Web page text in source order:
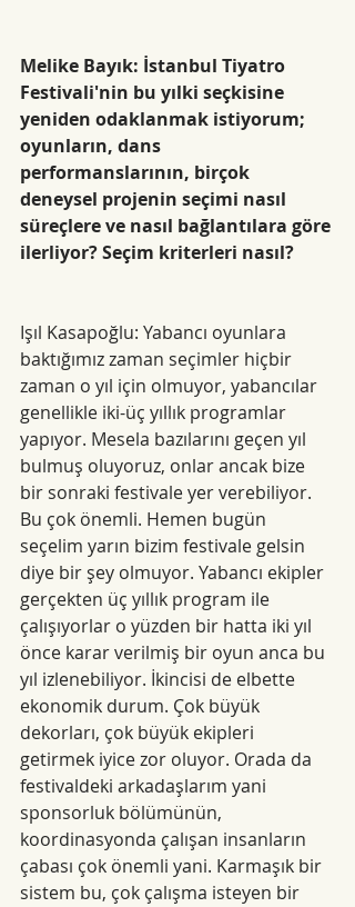
Melike Bayık: İstanbul Tiyatro
Festivali'nin bu yılki seçkisine
yeniden odaklanmak istiyorum;
oyunların, dans
performanslarının, birçok
deneysel projenin seçimi nasıl
süreçlere ve nasıl bağlantılara göre
ilerliyor? Seçim kriterleri nasıl?
Işıl Kasapoğlu: Yabancı oyunlara
baktığımız zaman seçimler hiçbir
zaman o yıl için olmuyor, yabancılar
genellikle iki-üç yıllık programlar
yapıyor. Mesela bazılarını geçen yıl
bulmuş oluyoruz, onlar ancak bize
bir sonraki festivale yer verebiliyor.
Bu çok önemli. Hemen bugün
seçelim yarın bizim festivale gelsin
diye bir şey olmuyor. Yabancı ekipler
gerçekten üç yıllık program ile
çalışıyorlar o yüzden bir hatta iki yıl
önce karar verilmiş bir oyun anca bu
yıl izlenebiliyor. İkincisi de elbette
ekonomik durum. Çok büyük
dekorları, çok büyük ekipleri
getirmek iyice zor oluyor. Orada da
festivaldeki arkadaşlarım yani
sponsorluk bölümünün,
koordinasyonda çalışan insanların
çabası çok önemli yani. Karmaşık bir
sistem bu, çok çalışma isteyen bir